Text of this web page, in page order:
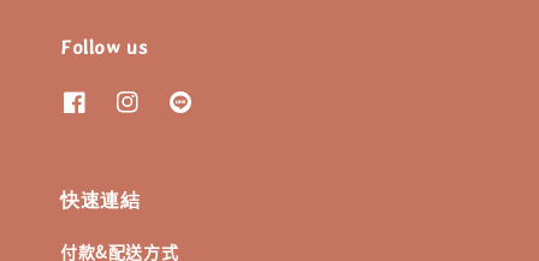
Follow us
快速連結
付款&配送方式